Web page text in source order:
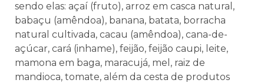
sendo elas: açaí (fruto), arroz em casca natural,
babaçu (amêndoa), banana, batata, borracha
natural cultivada, cacau (amêndoa), cana-de-
açúcar, cará (inhame), feijão, feijão caupi, leite,
mamona em baga, maracujá, mel, raiz de
mandioca, tomate, além da cesta de produtos